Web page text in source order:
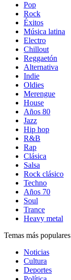
Pop
Rock
Éxitos
Música latina
Electro
Chillout
Reggaetón
Alternativa
Indie
Oldies
Merengue
House
Años 80
Jazz
Hip hop
R&B
Rap
Clásica
Salsa
Rock clásico
Techno
Años 70
Soul
Trance
Heavy metal
Temas más populares
Noticias
Cultura
Deportes